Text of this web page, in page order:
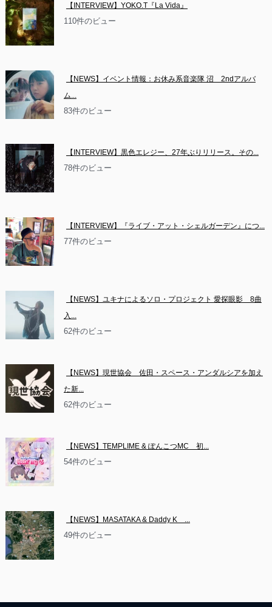
【INTERVIEW】YOKO.T『La Vida』
110件のビュー
【NEWS】イベント情報：お休み系音楽隊 沼　2ndアルバ
ム...
83件のビュー
【INTERVIEW】黒色エレジー、27年ぶりリリース。その...
78件のビュー
【INTERVIEW】『ライブ・アット・シェルガーデン』につ...
77件のビュー
【NEWS】ユキナによるソロ・プロジェクト 愛探眼影　8曲
入...
62件のビュー
【NEWS】現世協会　佐田・スペース・アンダルシアを加え
た新...
62件のビュー
【NEWS】TEMPLIME & ぽんこつMC　初...
54件のビュー
【NEWS】MASATAKA & Daddy K　...
49件のビュー